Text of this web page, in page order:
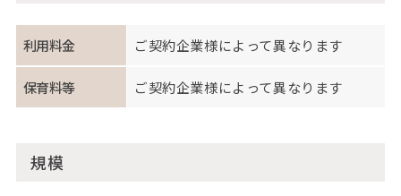
利用料金 ご契約企業様によって異なります
保育料等 ご契約企業様によって異なります
規模